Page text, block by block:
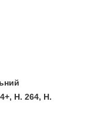
H. 264, H.